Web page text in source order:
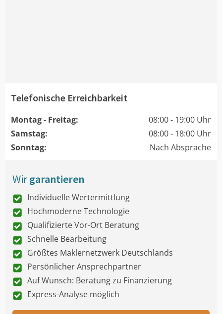
Telefonische Erreichbarkeit
Montag - Freitag:
08:00 - 19:00 Uhr
Samstag:
08:00 - 18:00 Uhr
Sonntag:
Nach Absprache
Wirgarantieren
Individuelle Wertermittlung
Hochmoderne Technologie
Qualifizierte Vor-Ort Beratung
Schnelle Bearbeitung
Größtes Maklernetzwerk Deutschlands
Persönlicher Ansprechpartner
Auf Wunsch: Beratung zu Finanzierung
Express-Analyse möglich